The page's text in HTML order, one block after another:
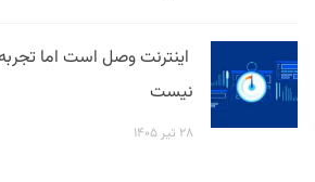
اینترنت وصل است اما
نیست
۲۸ تیر ۱۴۰۵